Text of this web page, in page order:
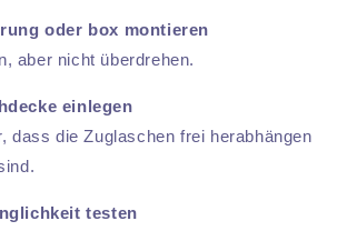
oder box montieren
aber nicht überdrehen.
einlegen
dass die Zuglaschen frei herabhängen
testen